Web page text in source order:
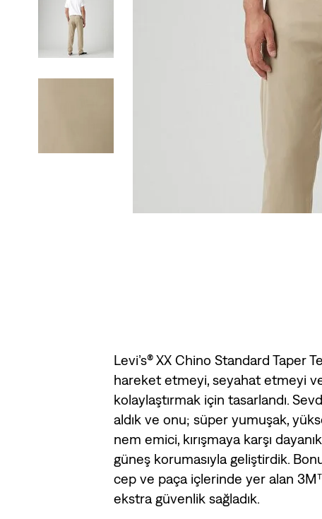
Levi’s® XX Chino Standard Taper
hareket etmeyi, seyahat etmeyi
kolaylaştırmak için tasarlandı.
aldık ve onu; süper yumuşak,
nem emici, kırışmaya karşı
güneş korumasıyla geliştirdik.
cep ve paça içlerinde yer alan
ekstra güvenlik sağladık.